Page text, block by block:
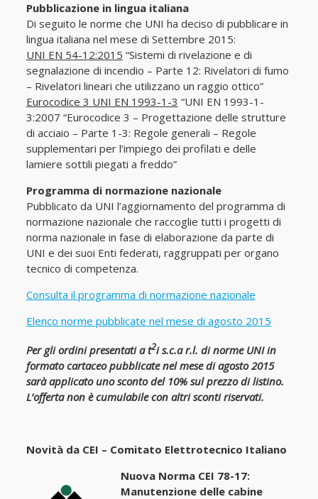
Pubblicazione in lingua italiana
Di seguito le norme che UNI ha deciso di pubblicare in
lingua italiana nel mese di Settembre 2015:
UNI EN 54-12:2015 “Sistemi di rivelazione e di
segnalazione di incendio – Parte 12: Rivelatori di fumo
– Rivelatori lineari che utilizzano un raggio ottico”
Eurocodice 3 UNI EN 1993-1-3 “UNI EN 1993-1-
3:2007 “Eurocodice 3 – Progettazione delle strutture
di acciaio – Parte 1-3: Regole generali – Regole
supplementari per l’impiego dei profilati e delle
lamiere sottili piegati a freddo”
Programma di normazione nazionale
Pubblicato da UNI l’aggiornamento del programma di
normazione nazionale che raccoglie tutti i progetti di
norma nazionale in fase di elaborazione da parte di
UNI e dei suoi Enti federati, raggruppati per organo
tecnico di competenza.
Consulta il programma di normazione nazionale
Elenco norme pubblicate nel mese di agosto 2015
Per gli ordini presentati a t2i s.c.a r.l. di norme UNI in
formato cartaceo pubblicate nel mese di agosto 2015
sarà applicato uno sconto del 10% sul prezzo di listino.
L’offerta non è cumulabile con altri sconti riservati.
Novità da CEI – Comitato Elettrotecnico Italiano
Nuova Norma CEI 78-17:
Manutenzione delle cabine